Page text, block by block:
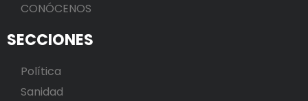
CONÓCENOS
SECCIONES
Política
Sanidad